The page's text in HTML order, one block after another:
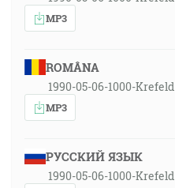
MP3
ROMÂNA
1990-05-06-1000-Krefeld
MP3
РУССКИЙ ЯЗЫК
1990-05-06-1000-Krefeld